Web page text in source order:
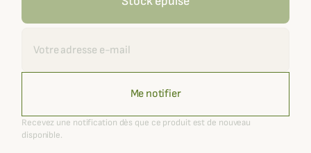
Me notifier
Recevez une notification dès que ce produit est de nouveau
disponible.